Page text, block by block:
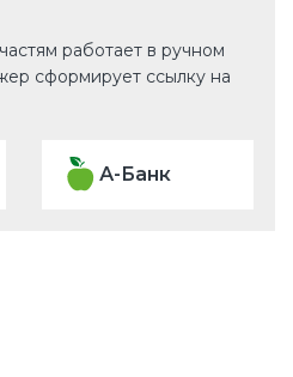
работает в ручном
сформирует ссылку на
А-Банк